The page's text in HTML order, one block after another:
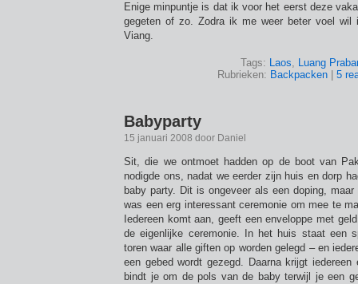
Enige minpuntje is dat ik voor het eerst deze
gegeten of zo. Zodra ik me weer beter voel wil
Viang.
Tags: Laos, Luang
Rubrieken: Backpacken| 5
Babyparty
15 januari 2008 door Daniel
Sit, die we ontmoet hadden op de boot van
nodigde ons, nadat we eerder zijn huis en dorp
baby party. Dit is ongeveer als een doping,
was een erg interessant ceremonie om mee te
Iedereen komt aan, geeft een enveloppe met
de eigenlijke ceremonie. In het huis staat een
toren waar alle giften op worden gelegd – en
een gebed wordt gezegd. Daarna krijgt
bindt je om de pols van de baby terwijl je een